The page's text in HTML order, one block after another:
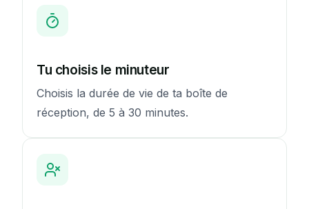
Tu choisis le minuteur
Choisis la durée de vie de ta boîte de
réception, de 5 à 30 minutes.